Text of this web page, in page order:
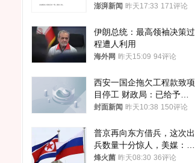
案，两被告人获国赔
澎湃新闻 昨天17:33 171评论
伊朗总统：最高领袖决策过
程遭人利用
海外网 昨天15:09 94评论
西安一国企拖欠工程款致项
目停工 财政局：已给予处
分，正督促整改
封面新闻 昨天10:38 150评论
普京再向东方借兵，这次出
兵数量十分惊人，美媒：俄
朝要动真格？
烽火菌 昨天08:30 36评论